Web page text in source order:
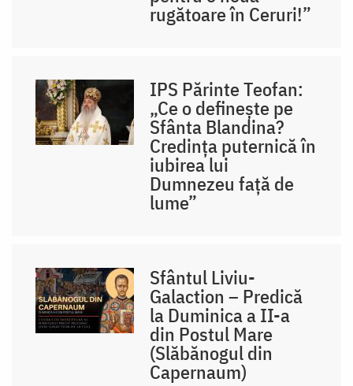
rugătoare în Ceruri!”
IPS Părinte Teofan:
„Ce o definește pe
Sfânta Blandina?
Credința puternică în
iubirea lui
Dumnezeu față de
lume”
Sfântul Liviu-
Galaction – Predică
la Duminica a II-a
din Postul Mare
(Slăbănogul din
Capernaum)